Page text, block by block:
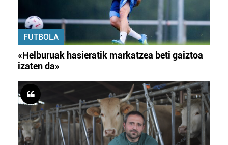
FUTBOLA
«Helburuak hasieratik markatzea beti gaiztoa
izaten da»